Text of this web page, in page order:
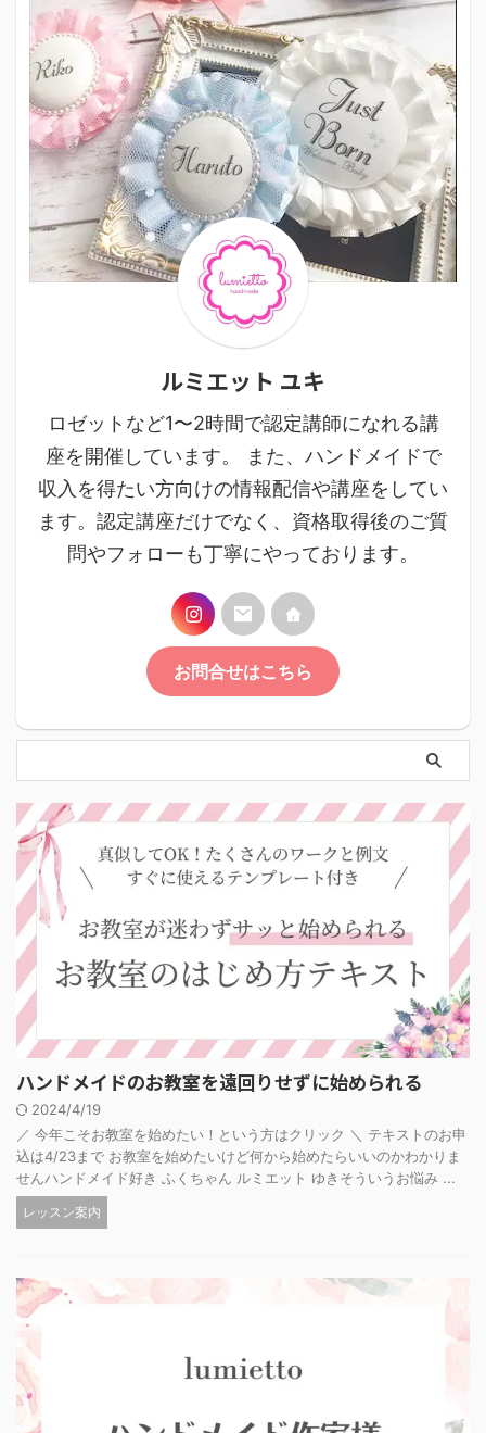
ルミエット ユキ
ロゼットなど1〜2時間で認定講師になれる講
座を開催しています。 また、ハンドメイドで
収入を得たい方向けの情報配信や講座をしてい
ます。認定講座だけでなく、資格取得後のご質
問やフォローも丁寧にやっております。
お問合せはこちら
ハンドメイドのお教室を遠回りせずに始められる
2024/4/19
／ 今年こそお教室を始めたい！という方はクリック ＼ テキストのお申
込は4/23まで お教室を始めたいけど何から始めたらいいのかわかりま
せんハンドメイド好き ふくちゃん ルミエット ゆきそういうお悩み ...
レッスン案内